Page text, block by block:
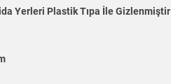
Yerleri Plastik Tıpa İle Gizlenmiştir